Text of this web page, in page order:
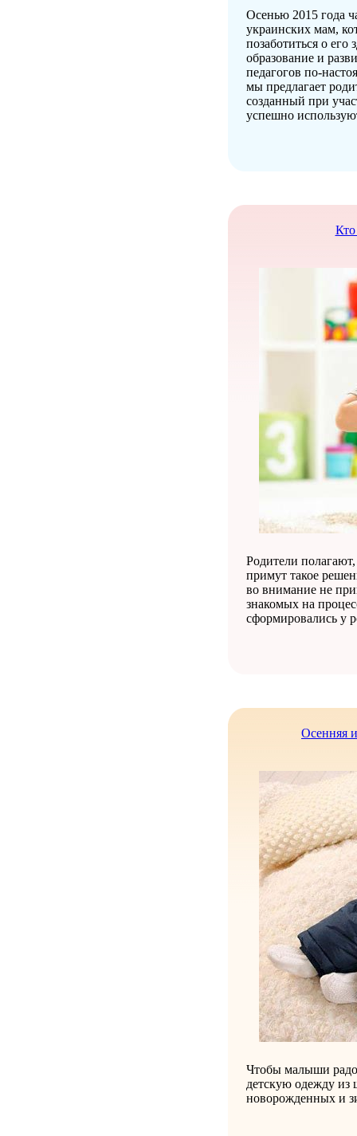
Осенью 2015 года
украинских мам,
позаботиться о
образование и
педагогов по-
мы предлагает
созданный при
успешно
Кто
Родители
примут такое
во внимание не
знакомых на
сформировались у
Осенняя
Чтобы малыши
детскую одежду из
новорожденных и